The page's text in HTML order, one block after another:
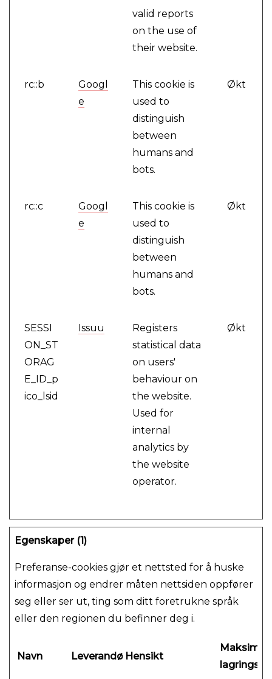
valid reports
on the use of
their website.
rc::b
Googl
e
This cookie is
used to
distinguish
between
humans and
bots.
Økt
rc::c
Googl
e
This cookie is
used to
distinguish
between
humans and
bots.
Økt
SESSI
ON_ST
ORAG
E_ID_p
ico_lsid
Issuu
Registers
statistical data
on users'
behaviour on
the website.
Used for
internal
analytics by
the website
operator.
Økt
Egenskaper (1)
Preferanse-cookies gjør et nettsted for å huske
informasjon og endrer måten nettsiden oppfører
seg eller ser ut, ting som ditt foretrukne språk
eller den regionen du befinner deg i.
Navn LeverandørHensikt
Maksimal